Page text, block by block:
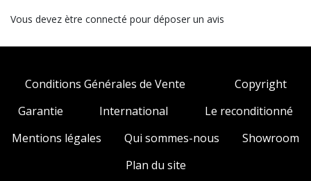
Vous devez ètre connecté pour déposer un avis
Conditions Générales de Vente
Copyright
Garantie
International
Le reconditionné
Mentions légales
Qui sommes-nous
Showroom
Plan du site